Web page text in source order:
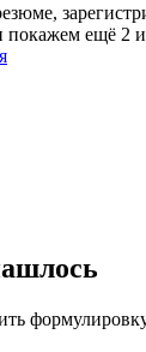
покажем ещё 2